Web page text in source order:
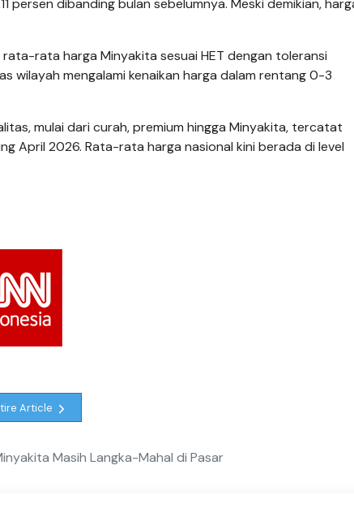
dibanding bulan sebelumnya. Meski demikian,
rata harga Minyakita sesuai HET dengan toleransi
wilayah mengalami kenaikan harga dalam rentang 0-3
mulai dari curah, premium hingga Minyakita, tercatat
April 2026. Rata-rata harga nasional kini berada di level
Article
Masih Langka-Mahal di Pasar